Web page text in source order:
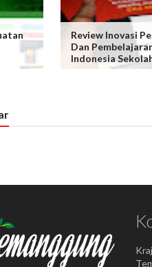
Review Inovasi
Dan
Indonesia